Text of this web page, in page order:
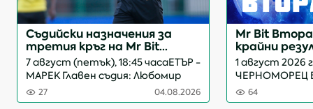
Съдийски назначения за
третия кръг на Mr Bit
Втора лига
7 август (петък), 18:45 часаЕТЪР -
МАРЕК Главен съдия: Любомир
Николаев ВушовскиАсистент
№1: Венелин Павлов
27 04.08.2026
Mr Bit Втора
крайни
1 август 2026
ЧЕРНОМОРЕЦ
1:01:0 Михаил
2026 г.
64